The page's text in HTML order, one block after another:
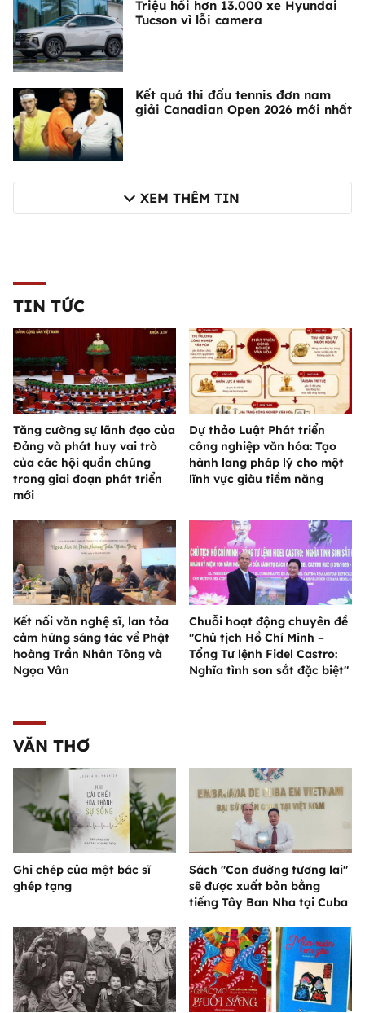
Triệu hồi hơn 13.000 xe Hyundai
Tucson vì lỗi camera
Kết quả thi đấu tennis đơn nam
giải Canadian Open 2026 mới nhất
XEM THÊM TIN
TIN TỨC
Tăng cường sự lãnh đạo của
Đảng và phát huy vai trò
của các hội quần chúng
trong giai đoạn phát triển
mới
Dự thảo Luật Phát triển
công nghiệp văn hóa: Tạo
hành lang pháp lý cho một
lĩnh vực giàu tiềm năng
Kết nối văn nghệ sĩ, lan tỏa
cảm hứng sáng tác về Phật
hoàng Trần Nhân Tông và
Ngọa Vân
Chuỗi hoạt động chuyên đề
"Chủ tịch Hồ Chí Minh –
Tổng Tư lệnh Fidel Castro:
Nghĩa tình son sắt đặc biệt"
VĂN THƠ
Ghi chép của một bác sĩ
ghép tạng
Sách "Con đường tương lai"
sẽ được xuất bản bằng
tiếng Tây Ban Nha tại Cuba